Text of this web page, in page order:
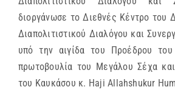
διοργάνωσε το Διεθνές Κέντρο του
Διαπολιτιστικού Διαλόγου και
υπό την αιγίδα του Προέδρου του
πρωτοβουλία του Μεγάλου Σέχα
του Καυκάσου κ. Haji Allahshukur